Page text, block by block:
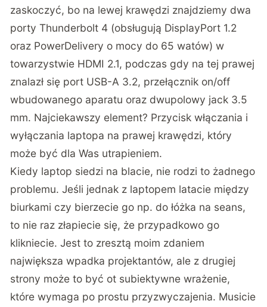
zaskoczyć, bo na lewej krawędzi znajdziemy dwa
porty Thunderbolt 4 (obsługują DisplayPort 1.2
oraz PowerDelivery o mocy do 65 watów) w
towarzystwie HDMI 2.1, podczas gdy na tej prawej
znalazł się port USB-A 3.2, przełącznik on/off
wbudowanego aparatu oraz dwupolowy jack 3.5
mm. Najciekawszy element? Przycisk włączania i
wyłączania laptopa na prawej krawędzi, który
może być dla Was utrapieniem.
Kiedy laptop siedzi na blacie, nie rodzi to żadnego
problemu. Jeśli jednak z laptopem latacie między
biurkami czy bierzecie go np. do łóżka na seans,
to nie raz złapiecie się, że przypadkowo go
klikniecie. Jest to zresztą moim zdaniem
największa wpadka projektantów, ale z drugiej
strony może to być ot subiektywne wrażenie,
które wymaga po prostu przyzwyczajenia. Musicie